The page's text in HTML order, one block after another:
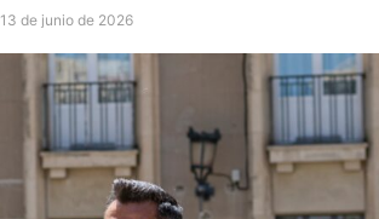
13 de junio de 2026